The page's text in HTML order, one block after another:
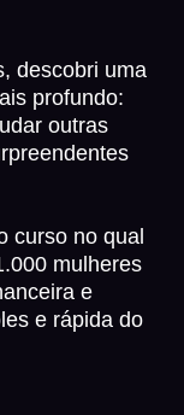
descobri uma
profundo:
outras
curso no qual
mulheres
e
e rápida do